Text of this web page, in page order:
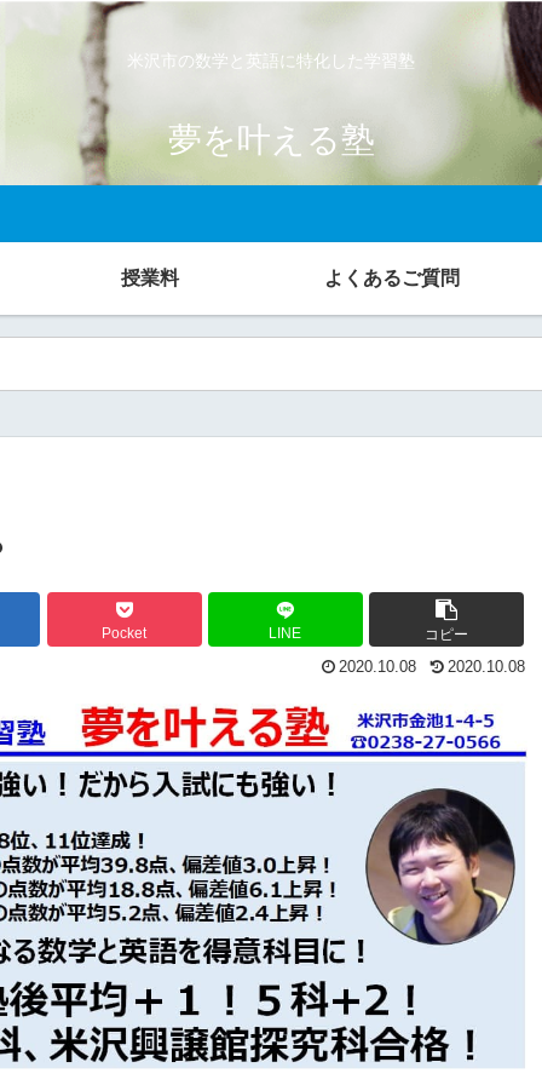
米沢市の数学と英語に特化した学習塾
夢を叶える塾
授業料 よくあるご質問
Pocket LINE
コピー
2020.10.08
2020.10.08